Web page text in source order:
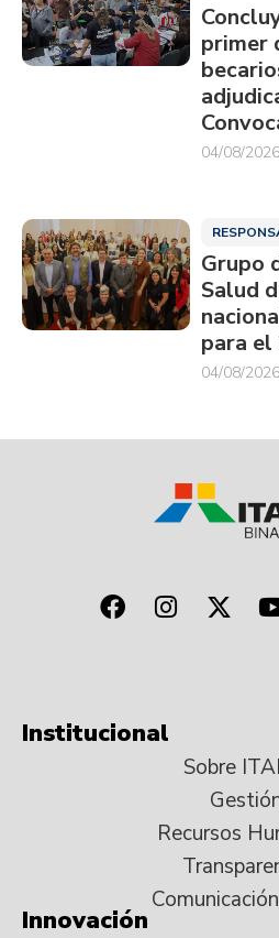
primer
04/08/2026
Grupo
Salud
para el
04/08/2026
Institucional
Sobre
Recursos
Innovación